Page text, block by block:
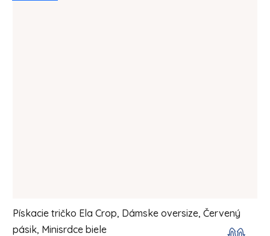
Pískacie tričko Ela Crop, Dámske oversize, Červený
pásik, Minisrdce biele